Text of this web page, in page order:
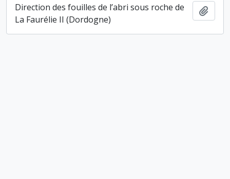
Direction des fouilles de l’abri sous roche de
La Faurélie II (Dordogne)